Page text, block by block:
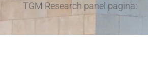
TGM Research panel pagina: